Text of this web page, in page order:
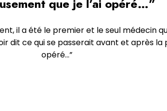
que je l’ai opéré…”
il a été le premier et le seul médecin
dit ce qui se passerait avant et après la
opéré…”